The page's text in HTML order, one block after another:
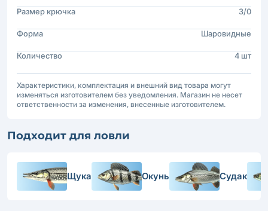
Размер крючка 3/0
Форма Шаровидные
Количество 4 шт
Характеристики, комплектация и внешний вид товара могут
изменяться изготовителем без уведомления. Магазин не несет
ответственности за изменения, внесенные изготовителем.
Подходит для ловли
Щука Окунь Судак